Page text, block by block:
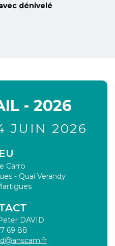
dénivelé
- 2026
JUIN 2026
Carro
- Quai Verandy
DAVID
69 88